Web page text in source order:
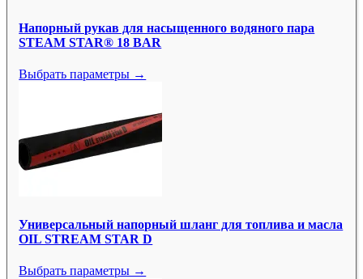
Напорный рукав для насыщенного водяного пара
STEAM STAR® 18 BAR
Выбрать параметры →
Универсальный напорный шланг для топлива и масла
OIL STREAM STAR D
Выбрать параметры →